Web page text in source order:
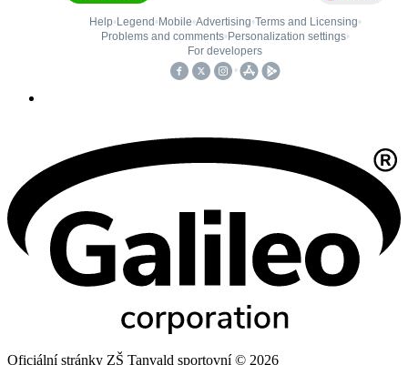
Oficiální stránky ZŠ Tanvald sportovní © 2026